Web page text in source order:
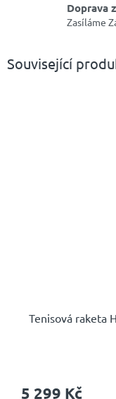
Doprava
Zasíláme
Související
Tenisová raketa
produktu
5 299 Kč